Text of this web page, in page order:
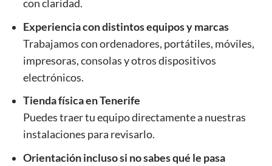
con claridad.
Experiencia con distintos equipos y marcas
Trabajamos con ordenadores, portátiles, móviles,
impresoras, consolas y otros dispositivos
electrónicos.
Tienda física en Tenerife
Puedes traer tu equipo directamente a nuestras
instalaciones para revisarlo.
Orientación incluso si no sabes qué le pasa